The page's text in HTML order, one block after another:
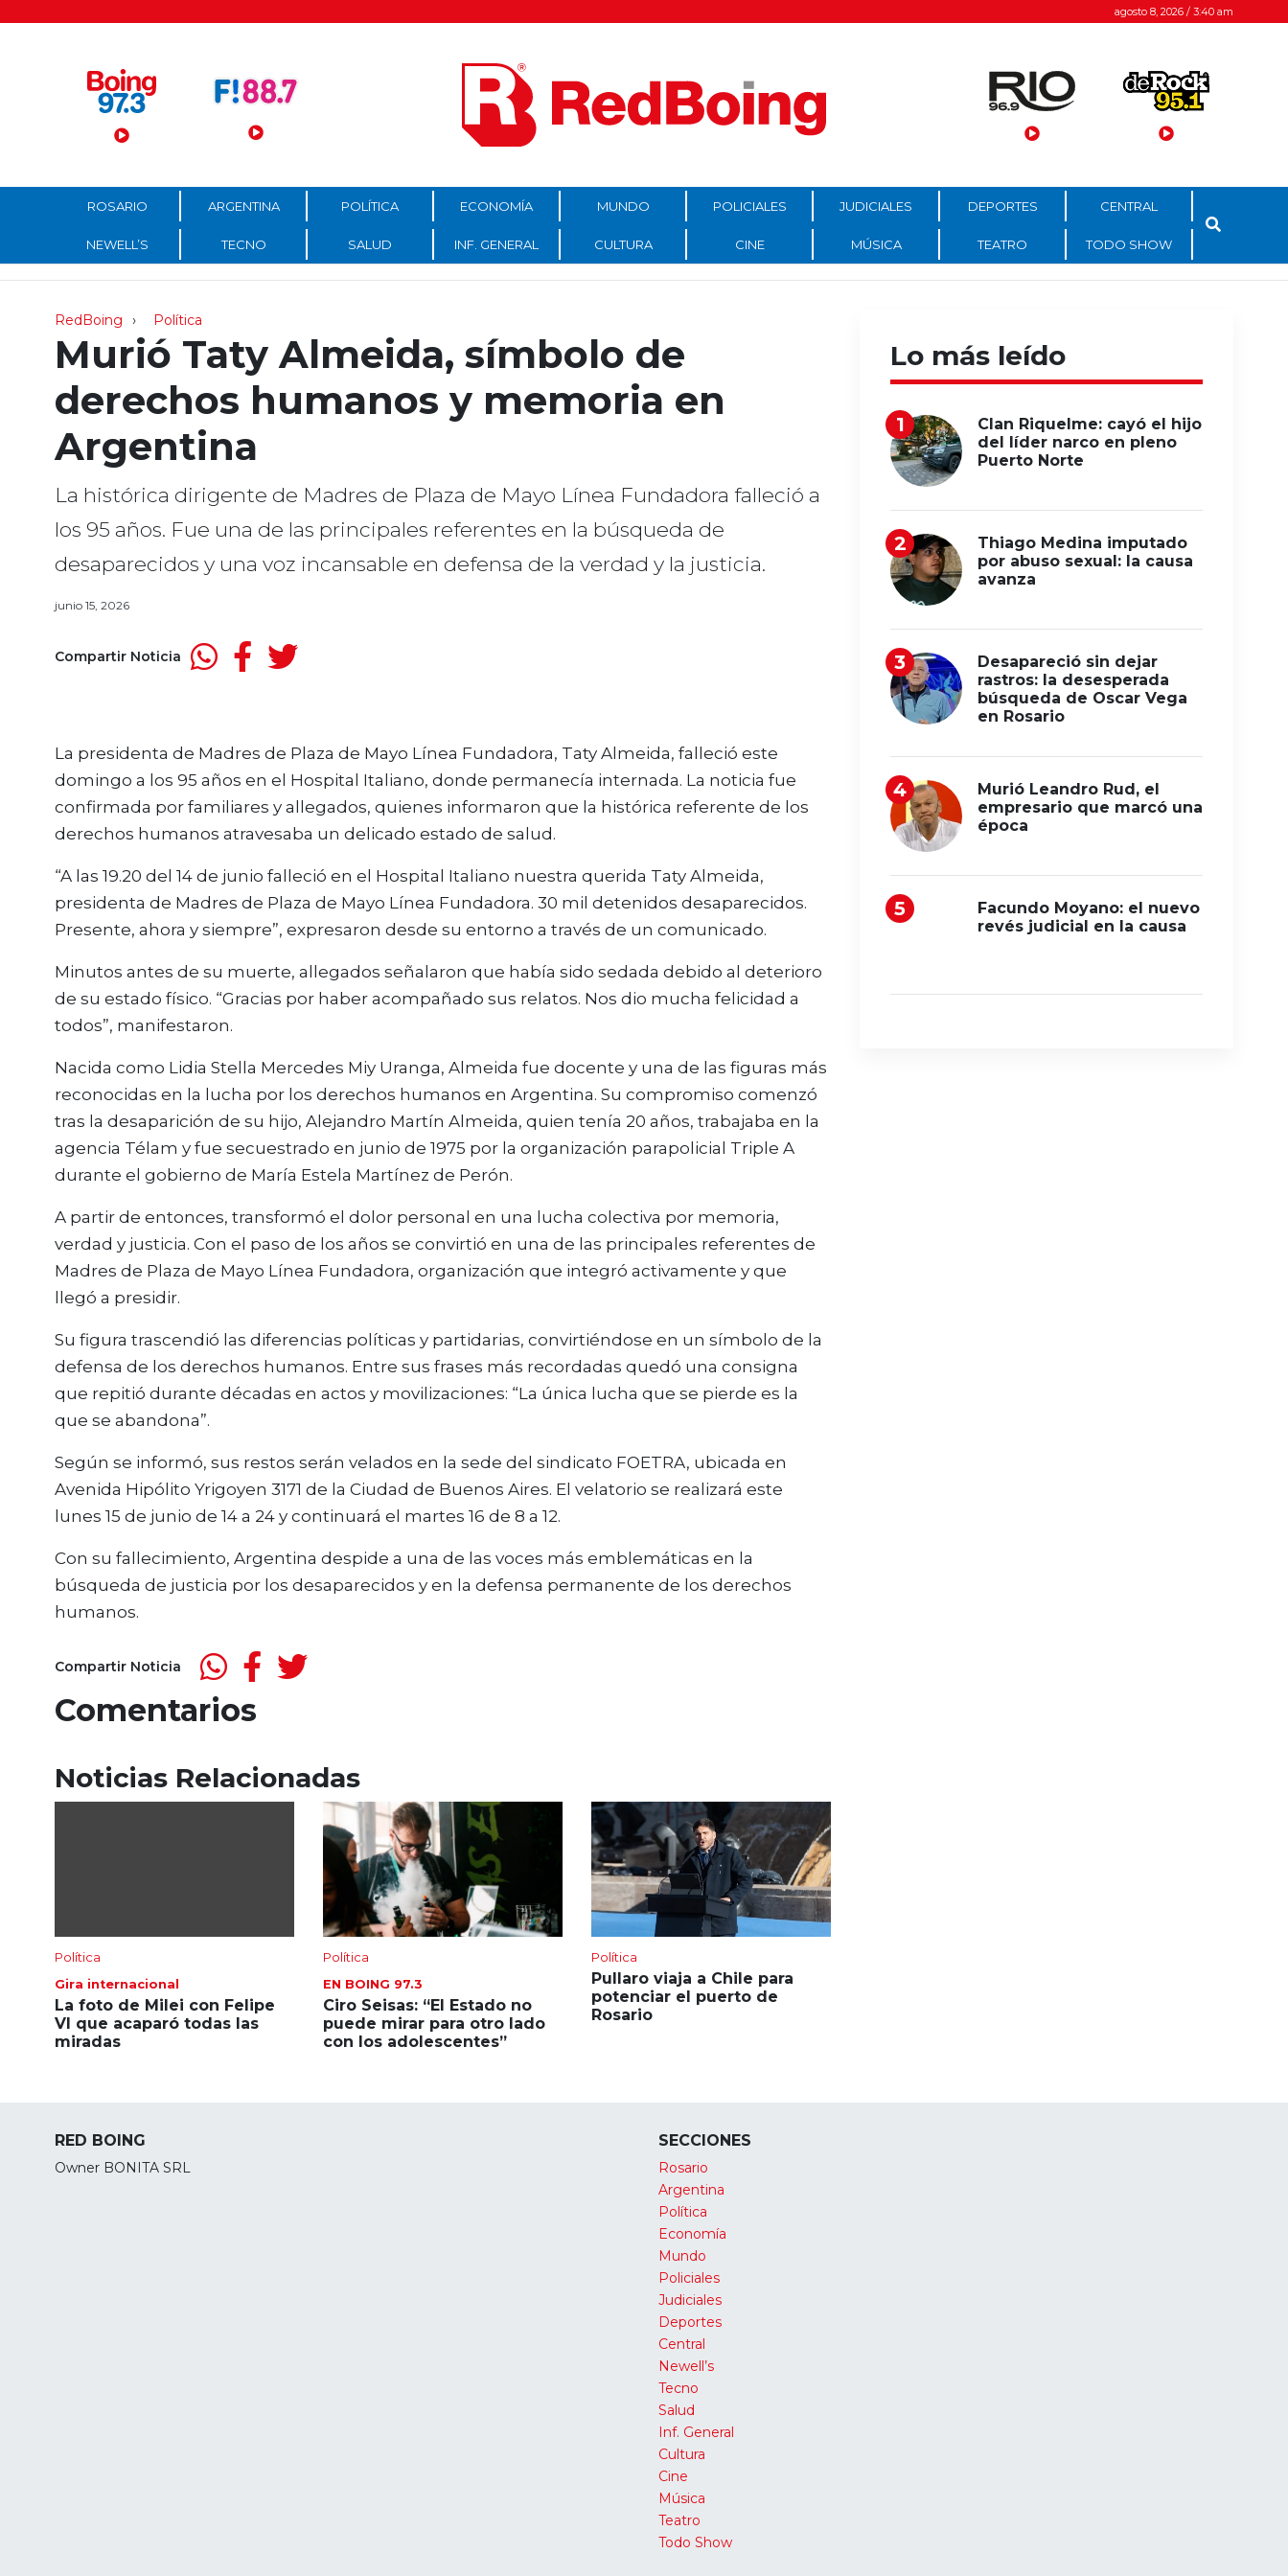
Menú Principal agosto 8, 2026 / 3:40 am
ROSARIO ARGENTINA POLÍTICA ECONOMÍA MUNDO POLICIALES JUDICIALES DEPORTES CENTRAL
NEWELL’S TECNO SALUD INF. GENERAL CULTURA CINE MÚSICA TEATRO TODO SHOW
RedBoing Política
Murió Taty Almeida, símbolo de
derechos humanos y memoria en
Argentina
La histórica dirigente de Madres de Plaza de Mayo Línea Fundadora falleció a
los 95 años. Fue una de las principales referentes en la búsqueda de
desaparecidos y una voz incansable en defensa de la verdad y la justicia.
junio 15, 2026
Compartir Noticia
La presidenta de Madres de Plaza de Mayo Línea Fundadora, Taty Almeida, falleció este
domingo a los 95 años en el Hospital Italiano, donde permanecía internada. La noticia fue
confirmada por familiares y allegados, quienes informaron que la histórica referente de los
derechos humanos atravesaba un delicado estado de salud.
“A las 19.20 del 14 de junio falleció en el Hospital Italiano nuestra querida Taty Almeida,
presidenta de Madres de Plaza de Mayo Línea Fundadora. 30 mil detenidos desaparecidos.
Presente, ahora y siempre”, expresaron desde su entorno a través de un comunicado.
Minutos antes de su muerte, allegados señalaron que había sido sedada debido al deterioro
de su estado físico. “Gracias por haber acompañado sus relatos. Nos dio mucha felicidad a
todos”, manifestaron.
Nacida como Lidia Stella Mercedes Miy Uranga, Almeida fue docente y una de las figuras más
reconocidas en la lucha por los derechos humanos en Argentina. Su compromiso comenzó
tras la desaparición de su hijo, Alejandro Martín Almeida, quien tenía 20 años, trabajaba en la
agencia Télam y fue secuestrado en junio de 1975 por la organización parapolicial Triple A
durante el gobierno de María Estela Martínez de Perón.
A partir de entonces, transformó el dolor personal en una lucha colectiva por memoria,
verdad y justicia. Con el paso de los años se convirtió en una de las principales referentes de
Madres de Plaza de Mayo Línea Fundadora, organización que integró activamente y que
llegó a presidir.
Su figura trascendió las diferencias políticas y partidarias, convirtiéndose en un símbolo de la
defensa de los derechos humanos. Entre sus frases más recordadas quedó una consigna
que repitió durante décadas en actos y movilizaciones: “La única lucha que se pierde es la
que se abandona”.
Según se informó, sus restos serán velados en la sede del sindicato FOETRA, ubicada en
Avenida Hipólito Yrigoyen 3171 de la Ciudad de Buenos Aires. El velatorio se realizará este
lunes 15 de junio de 14 a 24 y continuará el martes 16 de 8 a 12.
Con su fallecimiento, Argentina despide a una de las voces más emblemáticas en la
búsqueda de justicia por los desaparecidos y en la defensa permanente de los derechos
humanos.
Compartir Noticia
Comentarios
Noticias Relacionadas
Política
Gira internacional
La foto de Milei con Felipe
VI que acaparó todas las
miradas
Política
EN BOING 97.3
Ciro Seisas: “El Estado no
puede mirar para otro lado
con los adolescentes”
Política
Pullaro viaja a Chile para
potenciar el puerto de
Rosario
Lo más leído
Clan Riquelme: cayó el hijo
del líder narco en pleno
Puerto Norte
Thiago Medina imputado
por abuso sexual: la causa
avanza
Desapareció sin dejar
rastros: la desesperada
búsqueda de Oscar Vega
en Rosario
Murió Leandro Rud, el
empresario que marcó una
época
Facundo Moyano: el nuevo
revés judicial en la causa
RED BOING
Owner BONITA SRL
SECCIONES
Rosario
Argentina
Política
Economía
Mundo
Policiales
Judiciales
Deportes
Central
Newell’s
Tecno
Salud
Inf. General
Cultura
Cine
Música
Teatro
Todo Show